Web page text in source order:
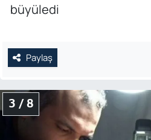
büyüledi
Paylaş
3 / 8